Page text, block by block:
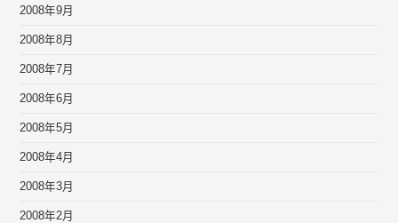
2008年9月
2008年8月
2008年7月
2008年6月
2008年5月
2008年4月
2008年3月
2008年2月